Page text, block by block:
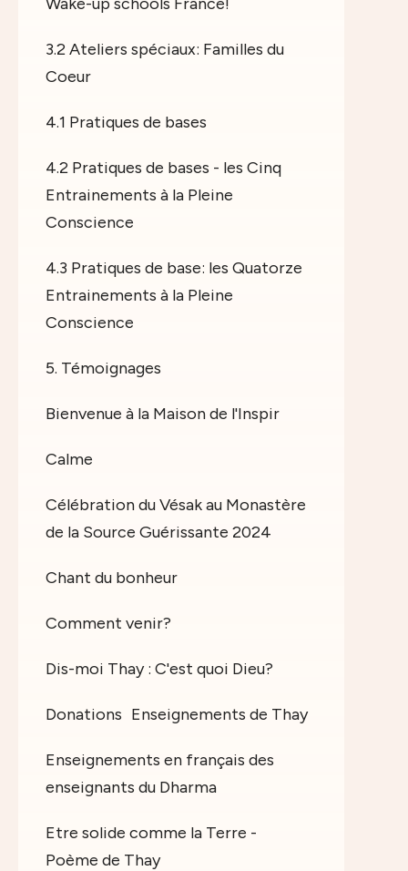
3.2 Ateliers spéciaux: Familles du
Coeur
4.1 Pratiques de bases
4.2 Pratiques de bases - les Cinq
Entrainements à la Pleine
Conscience
4.3 Pratiques de base: les Quatorze
Entrainements à la Pleine
Conscience
5. Témoignages
Bienvenue à la Maison de l'Inspir
Calme
Célébration du Vésak au Monastère
de la Source Guérissante 2024
Chant du bonheur
Comment venir?
Dis-moi Thay : C'est quoi Dieu?
Donations Enseignements de Thay
Enseignements en français des
enseignants du Dharma
Etre solide comme la Terre -
Poème de Thay